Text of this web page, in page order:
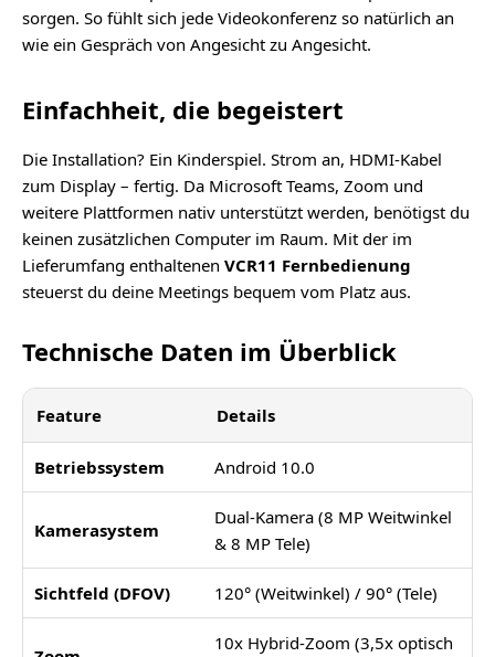
sorgen. So fühlt sich jede Videokonferenz so natürlich an
wie ein Gespräch von Angesicht zu Angesicht.
Einfachheit, die begeistert
Die Installation? Ein Kinderspiel. Strom an, HDMI-Kabel
zum Display – fertig. Da Microsoft Teams, Zoom und
weitere Plattformen nativ unterstützt werden, benötigst du
keinen zusätzlichen Computer im Raum. Mit der im
Lieferumfang enthaltenen VCR11 Fernbedienung
steuerst du deine Meetings bequem vom Platz aus.
Technische Daten im Überblick
Feature Details
Betriebssystem Android 10.0
Kamerasystem
Dual-Kamera (8 MP Weitwinkel
& 8 MP Tele)
Sichtfeld (DFOV) 120° (Weitwinkel) / 90° (Tele)
10x Hybrid-Zoom (3,5x optisch